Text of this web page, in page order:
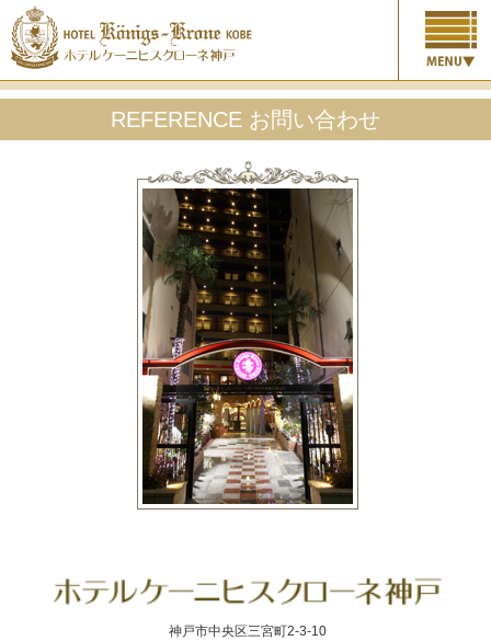
REFERENCE お問い合わせ
神戸市中央区三宮町2-3-10